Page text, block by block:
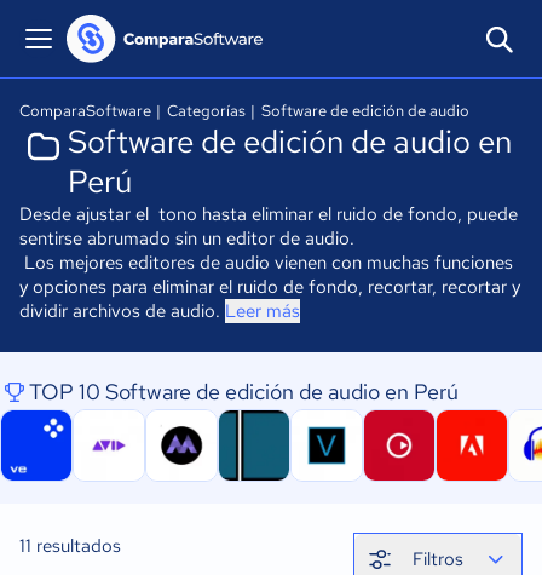
ComparaSoftware | Categorías | Software de edición de audio
Software de edición de audio en
Perú
Desde ajustar el tono hasta eliminar el ruido de fondo, puede
sentirse abrumado sin un editor de audio.
Los mejores editores de audio vienen con muchas funciones
y opciones para eliminar el ruido de fondo, recortar, recortar y
dividir archivos de audio. Leer más
TOP 10 Software de edición de audio en Perú
11 resultados
Filtros